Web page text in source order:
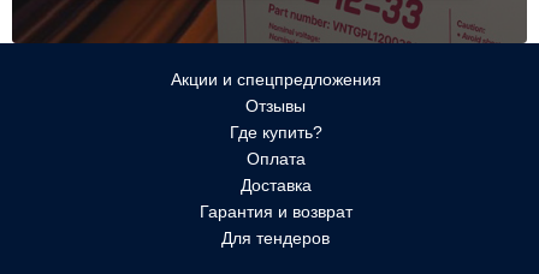
Акции и спецпредложения
Отзывы
Где купить?
Оплата
Доставка
Гарантия и возврат
Для тендеров